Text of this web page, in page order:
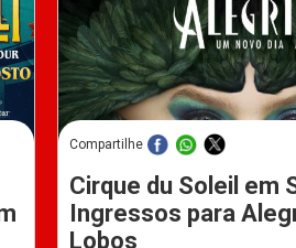
Compartilhe
Cirque du Soleil em
Ingressos para
Lobos